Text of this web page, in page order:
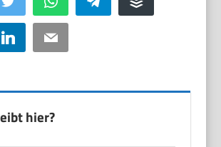
LinkedIn Email
hier?